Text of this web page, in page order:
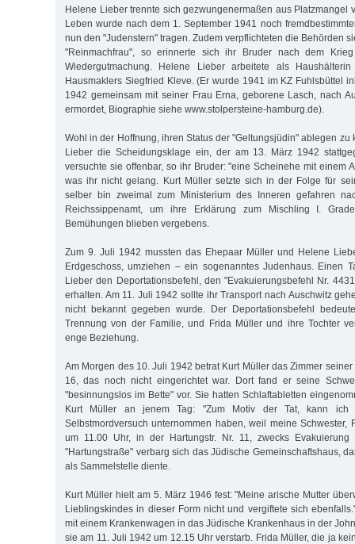
Helene Lieber trennte sich gezwungenermaßen aus Platzmangel
Leben wurde nach dem 1. September 1941 noch
nun den "Judenstern" tragen. Zudem verpflichteten die Behörden
"Reinmachfrau", so erinnerte sich ihr Bruder nach dem
Wiedergutmachung. Helene Lieber arbeitete als
Hausmaklers Siegfried Kleve. (Er wurde 1941 im KZ Fuhlsbüttel
1942 gemeinsam mit seiner Frau Erna, geborene Lasch, nach
ermordet, Biographie siehe www.stolpersteine-hamburg.de).
Wohl in der Hoffnung, ihren Status der "Geltungsjüdin" ablegen zu
Lieber die Scheidungsklage ein, der am 13. März 1942
versuchte sie offenbar, so ihr Bruder: "eine Scheinehe mit einem
was ihr nicht gelang. Kurt Müller setzte sich in der Folge für
selber bin zweimal zum Ministerium des Inneren gefahren
Reichssippenamt, um ihre Erklärung zum Mischling I.
Bemühungen blieben vergebens.
Zum 9. Juli 1942 mussten das Ehepaar Müller und Helene
Erdgeschoss, umziehen – ein sogenanntes Judenhaus. Einen
Lieber den Deportationsbefehl, den "Evakuierungsbefehl Nr.
erhalten. Am 11. Juli 1942 sollte ihr Transport nach Auschwitz
nicht bekannt gegeben wurde. Der Deportationsbefehl
Trennung von der Familie, und Frida Müller und ihre Tochter
enge Beziehung.
Am Morgen des 10. Juli 1942 betrat Kurt Müller das Zimmer
16, das noch nicht eingerichtet war. Dort fand er seine
"besinnungslos im Bette" vor. Sie hatten Schlaftabletten
Kurt Müller an jenem Tag: "Zum Motiv der Tat, kann
Selbstmordversuch unternommen haben, weil meine Schwester,
um 11.00 Uhr, in der Hartungstr. Nr. 11, zwecks Evakuierung
"Hartungstraße" verbarg sich das Jüdische Gemeinschaftshaus,
als Sammelstelle diente.
Kurt Müller hielt am 5. März 1946 fest: "Meine arische Mutter
Lieblingskindes in dieser Form nicht und vergiftete sich
mit einem Krankenwagen in das Jüdische Krankenhaus in der
sie am 11. Juli 1942 um 12.15 Uhr verstarb. Frida Müller, die ja